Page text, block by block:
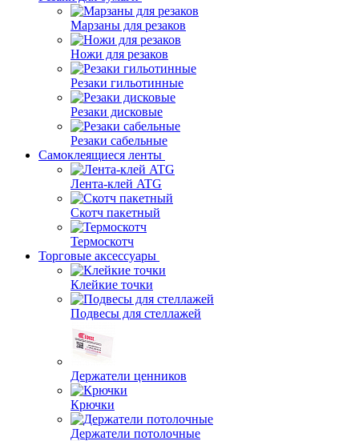
Марзаны для резаков
Ножи для резаков
Резаки гильотинные
Резаки дисковые
Резаки сабельные
Самоклеящиеся ленты
Лента-клей ATG
Скотч пакетный
Термоскотч
Торговые аксессуары
Клейкие точки
Подвесы для стеллажей
Держатели ценников
Крючки
Держатели потолочные